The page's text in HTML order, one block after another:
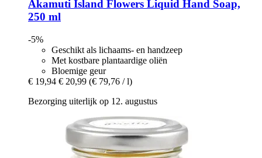
Akamuti Island Flowers Liquid Hand Soap,
250 ml
-5%
Geschikt als lichaams- en handzeep
Met kostbare plantaardige oliën
Bloemige geur
€ 19,94 € 20,99 (€ 79,76 / l)
Bezorging uiterlijk op 12. augustus